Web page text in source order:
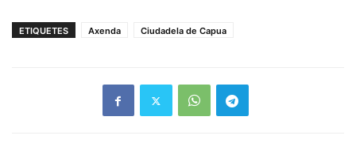
ETIQUETES Axenda Ciudadela de Capua